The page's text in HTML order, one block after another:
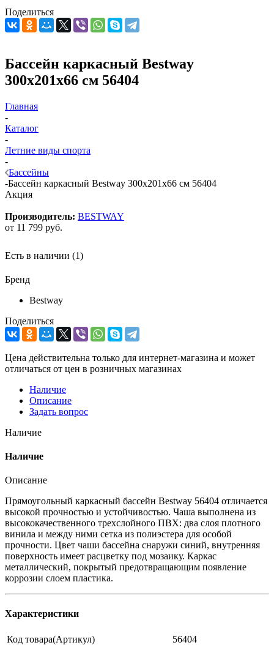
Поделиться
Бассейн каркасный Bestway
300х201х66 см 56404
Главная
-
Каталог
-
Летние виды спорта
-
Бассейны
-Бассейн каркасный Bestway 300х201х66 см 56404
Акция
Производитель: BESTWAY
от 11 799 руб.
Есть в наличии (1)
Бренд
Bestway
Поделиться
Цена действительна только для интернет-магазина и может
отличаться от цен в розничных магазинах
Наличие
Описание
Задать вопрос
Наличие
Наличие
Описание
Прямоугольный каркасный бассейн Bestway 56404 отличается
высокой прочностью и устойчивостью. Чаша выполнена из
высококачественного трехслойного ПВХ: два слоя плотного
винила и между ними сетка из полиэстера для особой
прочности. Цвет чаши бассейна снаружи синий, внутренняя
поверхность имеет расцветку под мозаику. Каркас
металлический, покрытый предотвращающим появление
коррозии слоем пластика.
Характеристики
Код товара(Артикул)
56404